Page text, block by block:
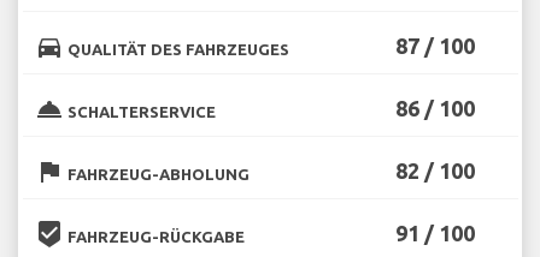
directions_car QUALITÄT DES FAHRZEUGES 87 / 100
room_service SCHALTERSERVICE 86 / 100
flag FAHRZEUG-ABHOLUNG 82 / 100
beenhere FAHRZEUG-RÜCKGABE 91 / 100